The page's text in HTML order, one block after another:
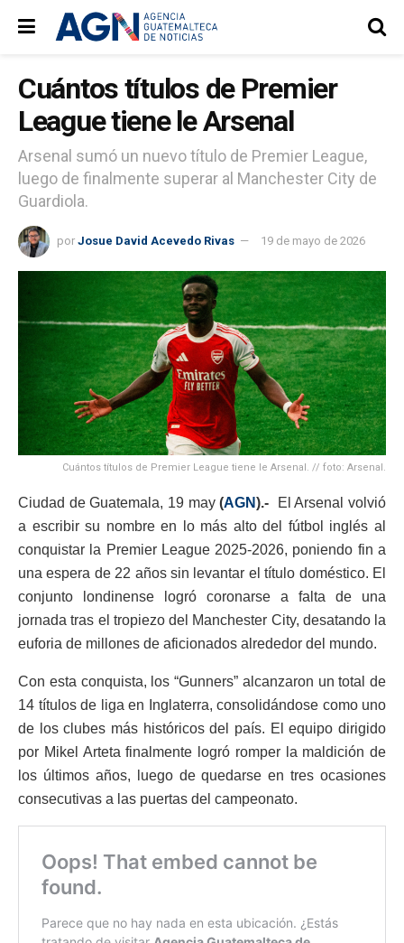
Cuántos títulos de Premier
League tiene le Arsenal
Arsenal sumó un nuevo título de Premier League,
luego de finalmente superar al Manchester City de
Guardiola.
por Josue David Acevedo Rivas 19 de mayo de 2026
Cuántos títulos de Premier League tiene le Arsenal. // foto: Arsenal.
Ciudad de Guatemala, 19 may(AGN).-
El Arsenal volvió
a escribir su nombre en lo más alto del fútbol inglés al
conquistar la Premier League 2025-2026, poniendo fin a
una espera de 22 años sin levantar el título doméstico. El
conjunto londinense logró coronarse a falta de una
jornada tras el tropiezo del Manchester City, desatando la
euforia de millones de aficionados alrededor del mundo.
Con esta conquista, los “Gunners” alcanzaron un total de
14 títulos de liga en Inglaterra, consolidándose como uno
de los clubes más históricos del país. El equipo dirigido
por Mikel Arteta finalmente logró romper la maldición de
los últimos años, luego de quedarse en tres ocasiones
consecutivas a las puertas del campeonato.